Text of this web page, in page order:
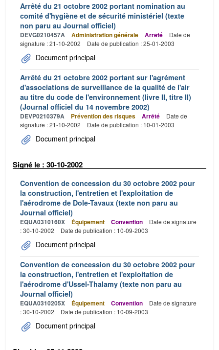
Arrêté du 21 octobre 2002 portant nomination au
comité d'hygiène et de sécurité ministériel (texte
non paru au Journal officiel)
DEVG0210457A Administration générale Arrêté
Date de
signature : 21-10-2002
Date de publication : 25-01-2003
Document principal
Arrêté du 21 octobre 2002 portant sur l'agrément
d'associations de surveillance de la qualité de l'air
au titre du code de l'environnement (livre II, titre II)
(Journal officiel du 14 novembre 2002)
DEVP0210379A Prévention des risques Arrêté
Date de
signature : 21-10-2002
Date de publication : 10-01-2003
Document principal
Signé le : 30-10-2002
Convention de concession du 30 octobre 2002 pour
la construction, l'entretien et l'exploitation de
l'aérodrome de Dole-Tavaux (texte non paru au
Journal officiel)
EQUA0310160X Équipement Convention
Date de signature
: 30-10-2002
Date de publication : 10-09-2003
Document principal
Convention de concession du 30 octobre 2002 pour
la construction, l'entretien et l'exploitation de
l'aérodrome d'Ussel-Thalamy (texte non paru au
Journal officiel)
EQUA0310205X Équipement Convention
Date de signature
: 30-10-2002
Date de publication : 10-09-2003
Document principal